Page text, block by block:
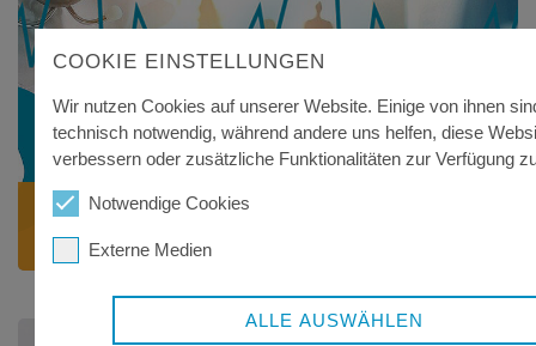
GESUNDHEITSREGION
Handlungsfelder
COOKIE EINSTELLUNGEN
Wir nutzen Cookies auf unserer Website. Einige von ihnen
technisch notwendig, während andere uns helfen, diese
verbessern oder zusätzliche Funktionalitäten zur Verfügung
Notwendige Cookies
Externe Medien
ALLE AUSWÄHLEN